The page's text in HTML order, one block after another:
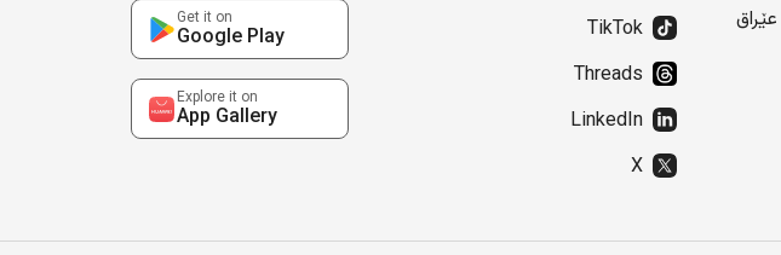
TikTok
Threads
LinkedIn
X
Get it on
Google Play
Explore it on
App Gallery